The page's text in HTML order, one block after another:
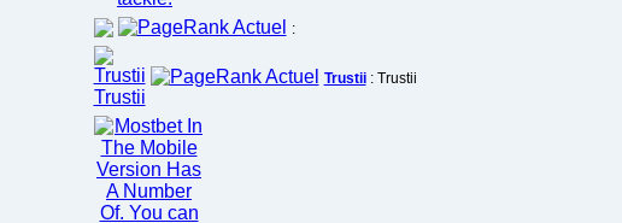
:
Trustii: Trustii